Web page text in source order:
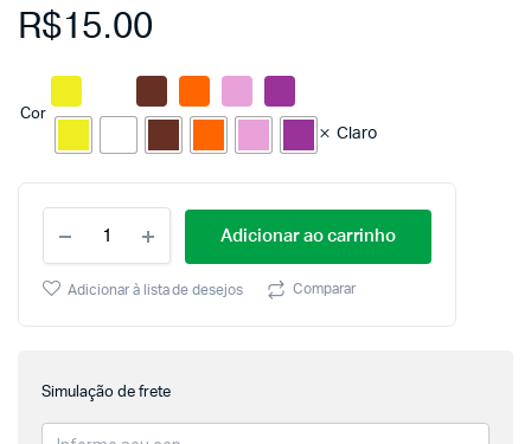
R$15.00
Cor
Claro
Adicionar ao carrinho
Adicionar à lista de desejos Comparar
Simulação de frete